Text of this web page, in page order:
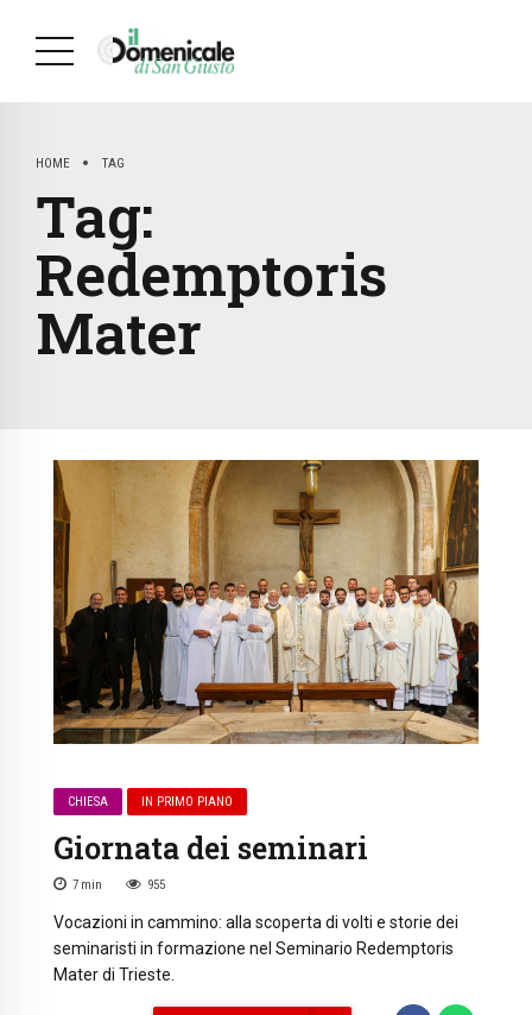
HOME TAG
Tag:
Redemptoris
Mater
CHIESA IN PRIMO PIANO
Giornata dei seminari
7 min 955
Vocazioni in cammino: alla scoperta di volti e storie dei
seminaristi in formazione nel Seminario Redemptoris
Mater di Trieste.